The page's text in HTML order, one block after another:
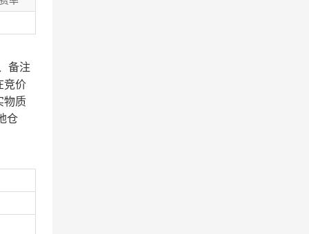
备注
竞价
物质
仓